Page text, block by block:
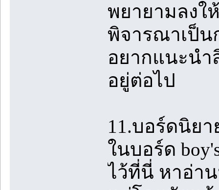
พยายามลงใ
พิจารณาเป็น
อยากแนะนำ
อยู่ต่อไป
11.บอร์ดนิย
ในบอร์ด
ไว้ที่นี่ หาอ่า